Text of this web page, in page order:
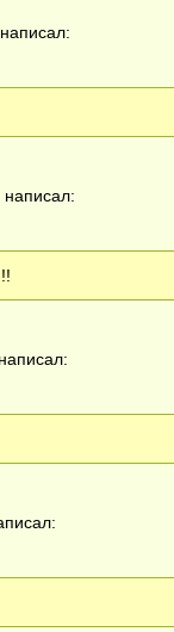
написал:
написал:
написал: